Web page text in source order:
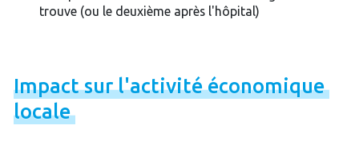
trouve (ou le deuxième après l'hôpital)
Impactsurl'activitééconomique
locale